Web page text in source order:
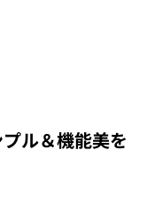
ル＆機能美を